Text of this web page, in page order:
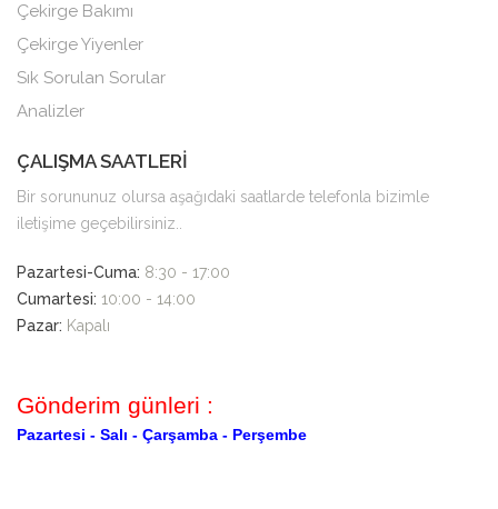
Çekirge Bakımı
Çekirge Yiyenler
Sık Sorulan Sorular
Analizler
ÇALIŞMA SAATLERİ
Bir sorununuz olursa aşağıdaki saatlarde telefonla bizimle
iletişime geçebilirsiniz..
Pazartesi-Cuma: 8:30 - 17:00
Cumartesi: 10:00 - 14:00
Pazar: Kapalı
Gönderim günleri :
Pazartesi - Salı - Çarşamba - Perşembe